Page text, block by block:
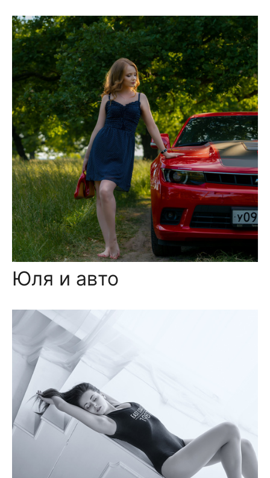
Юля и авто